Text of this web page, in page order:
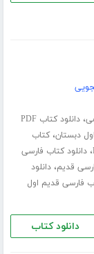
،
دانلود کتاب PDF
دبستان،کتاب
،دانلود کتاب فارسی
قدیم،دانلود
فارسی قدیم اول
دانلود کتاب